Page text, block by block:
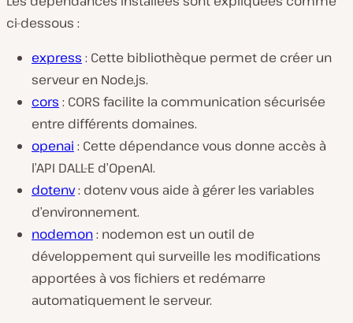
ci-dessous :
express : Cette bibliothèque permet de créer un
serveur en Node.js.
cors : CORS facilite la communication sécurisée
entre différents domaines.
openai : Cette dépendance vous donne accès à
l’API DALL-E d’OpenAI.
dotenv: dotenv vous aide à gérer les variables
d’environnement.
nodemon: nodemon est un outil de
développement qui surveille les modifications
apportées à vos fichiers et redémarre
automatiquement le serveur.